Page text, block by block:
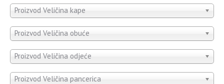
Proizvod Veličina kape
Proizvod Veličina obuće
Proizvod Veličina odjeće
Proizvod Veličina pancerica